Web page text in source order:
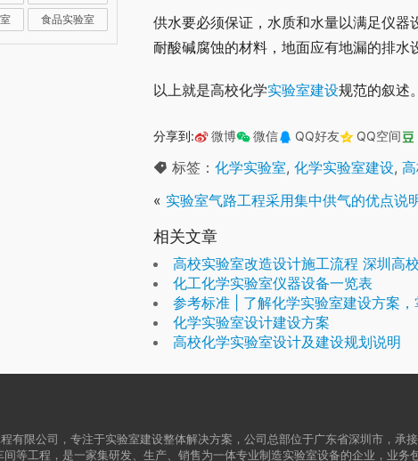
食品实验室
供水要必须保证，水质和水量以满足仪
耐酸碱腐蚀的材料，地面应有地漏的排水
以上就是高校化学实验室建设规范的叙述
分享到: 微博 微信 QQ好友 QQ空间
标签： 化学实验室, 化学实验室建设,
« 实验室气路工程采用集中供气的优点说
相关文章
高校实验室改造设计施工流程 深圳高校实验
化工化学实验室仪器设备一览表
参考标准 | 了解化学实验室建设方案，
化学实验室设计建设方案
高校化学实验室设计及建设规划说明
有限公司，专注于实验室建设整体解决方案，公司总部位于广东省深圳市，承
等工程，是一家集研发、生产、销售为一体专业制造实验室设备的企业，业务